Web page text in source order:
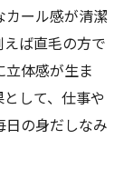
カール感が清潔
ば直毛の方で
体感が生ま
して、仕事や
日の身だしなみ